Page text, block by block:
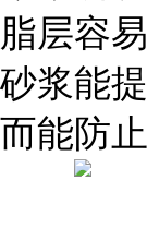
脂层容
砂浆能
而能防